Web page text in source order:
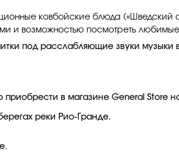
ковбойские блюда («Шведский
и возможностью посмотреть
под расслабляющие звуки музыки
в магазине General Store
реки Рио-Гранде.